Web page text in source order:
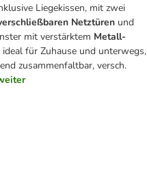
Liegekissen, mit zwei
Netztüren und
mit verstärktem Metall-
ideal für Zuhause und unterwegs,
zusammenfaltbar, versch.